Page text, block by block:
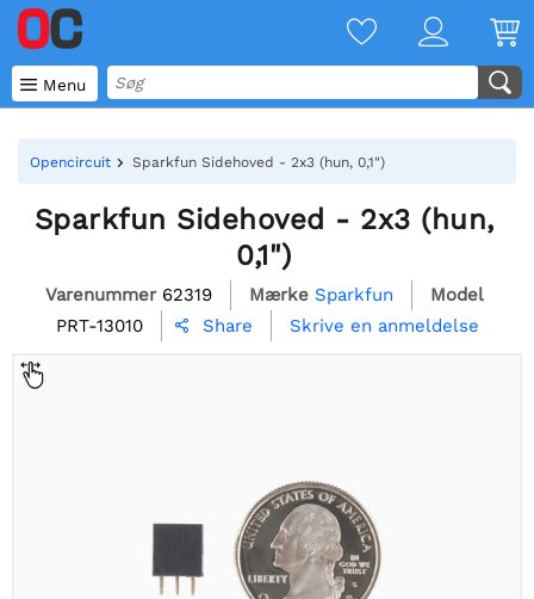
 Menu
Opencircuit Sparkfun Sidehoved - 2x3 (hun, 0,1")
Sparkfun Sidehoved - 2x3 (hun,
0,1")
Varenummer 62319 Mærke Sparkfun
Model
PRT-13010
 Share Skrive en anmeldelse